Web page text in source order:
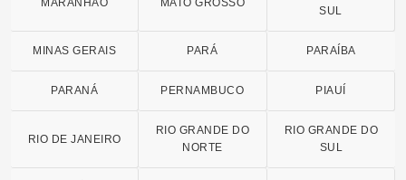
MARANHÃO MATO GROSSO
SUL
MINAS GERAIS PARÁ PARAÍBA
PARANÁ PERNAMBUCO PIAUÍ
RIO DE JANEIRO
RIO GRANDE DO
NORTE
RIO GRANDE DO
SUL